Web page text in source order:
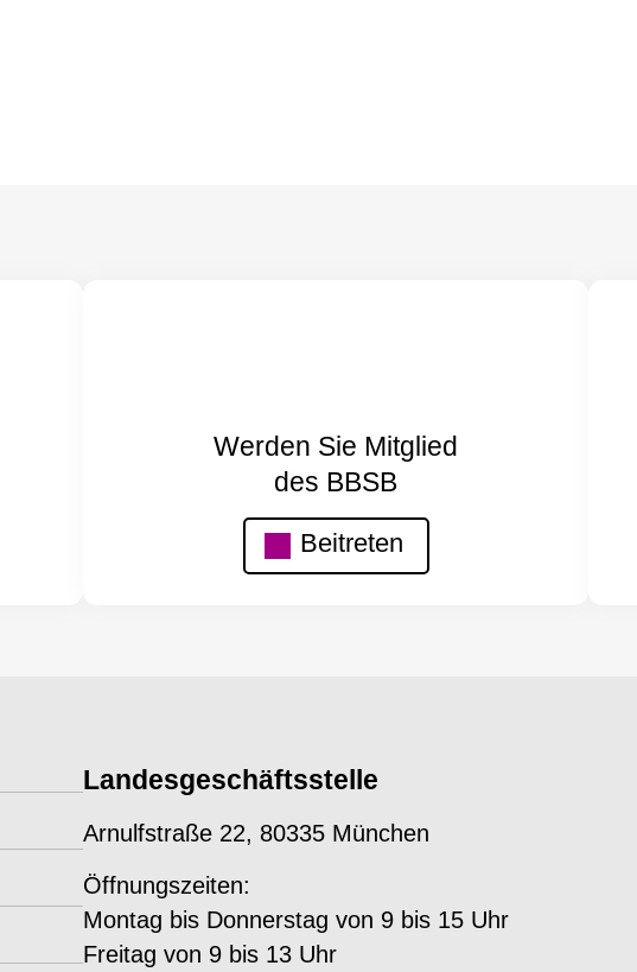
Werden Sie Mitglied
des BBSB
Beitreten
Landesgeschäftsstelle
Arnulfstraße 22, 80335 München
Öffnungszeiten:
Montag bis Donnerstag von 9 bis 15 Uhr
Freitag von 9 bis 13 Uhr